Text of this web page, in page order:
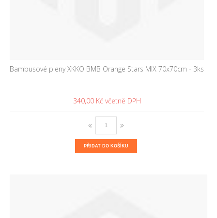
Bambusové pleny XKKO BMB Orange Stars MIX 70x70cm - 3ks
340,00 Kč
PŘIDAT DO KOŠÍKU